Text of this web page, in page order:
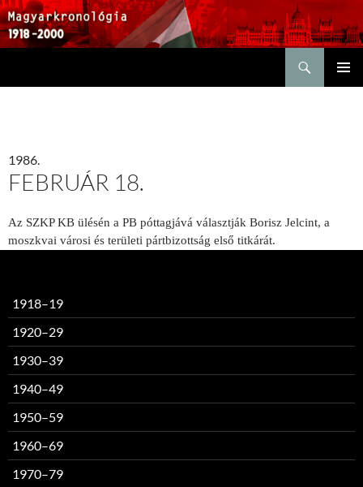
1986.
FEBRUÁR 18.
Az SZKP KB ülésén a PB póttagjává választják Borisz Jelcint, a
moszkvai városi és területi pártbizottság első titkárát.
1918–19
1920–29
1930–39
1940–49
1950–59
1960–69
1970–79